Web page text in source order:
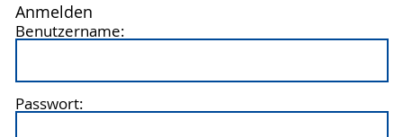
Anmelden
Benutzername:
Passwort: